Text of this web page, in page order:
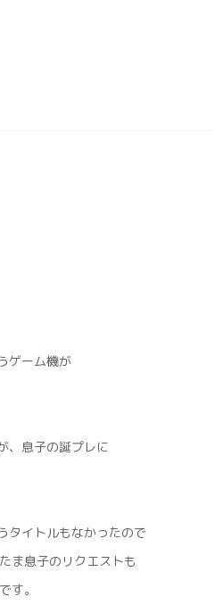
ゲーム機が
、息子の誕プレに
タイトルもなかったので
ま息子のリクエストも
す。